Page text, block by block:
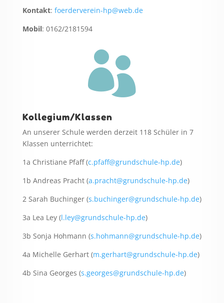
Kontakt: foerderverein-hp@web.de
Mobil: 0162/2181594

Kollegium/Klassen
An unserer Schule werden derzeit 118 Schüler in 7
Klassen unterrichtet:
1a Christiane Pfaff (c.pfaff@grundschule-hp.de)
1b Andreas Pracht (a.pracht@grundschule-hp.de)
2 Sarah Buchinger (s.buchinger@grundschule-hp.de)
3a Lea Ley (l.ley@grundschule-hp.de)
3b Sonja Hohmann (s.hohmann@grundschule-hp.de)
4a Michelle Gerhart (m.gerhart@grundschule-hp.de)
4b Sina Georges (s.georges@grundschule-hp.de)